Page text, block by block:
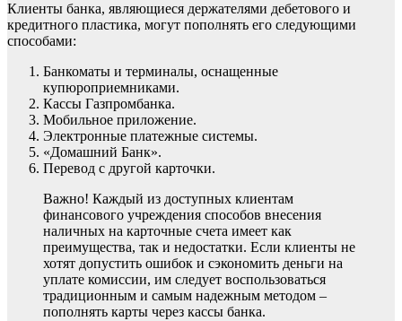
Клиенты банка, являющиеся держателями дебетового и
кредитного пластика, могут пополнять его следующими
способами:
Банкоматы и терминалы, оснащенные
купюроприемниками.
Кассы Газпромбанка.
Мобильное приложение.
Электронные платежные системы.
«Домашний Банк».
Перевод с другой карточки.
Важно! Каждый из доступных клиентам
финансового учреждения способов внесения
наличных на карточные счета имеет как
преимущества, так и недостатки. Если клиенты не
хотят допустить ошибок и сэкономить деньги на
уплате комиссии, им следует воспользоваться
традиционным и самым надежным методом –
пополнять карты через кассы банка.